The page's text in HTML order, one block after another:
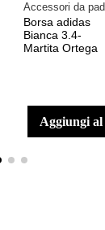
Accessori da
Borsa adidas
Bianca 3.4-
Martita Ortega
aggiungi